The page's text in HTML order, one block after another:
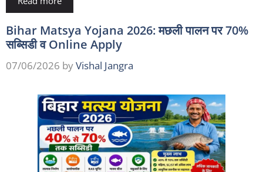
Bihar Matsya Yojana 2026: मछली पालन पर 70%
सब्सिडी व Online Apply
07/06/2026 byVishal Jangra